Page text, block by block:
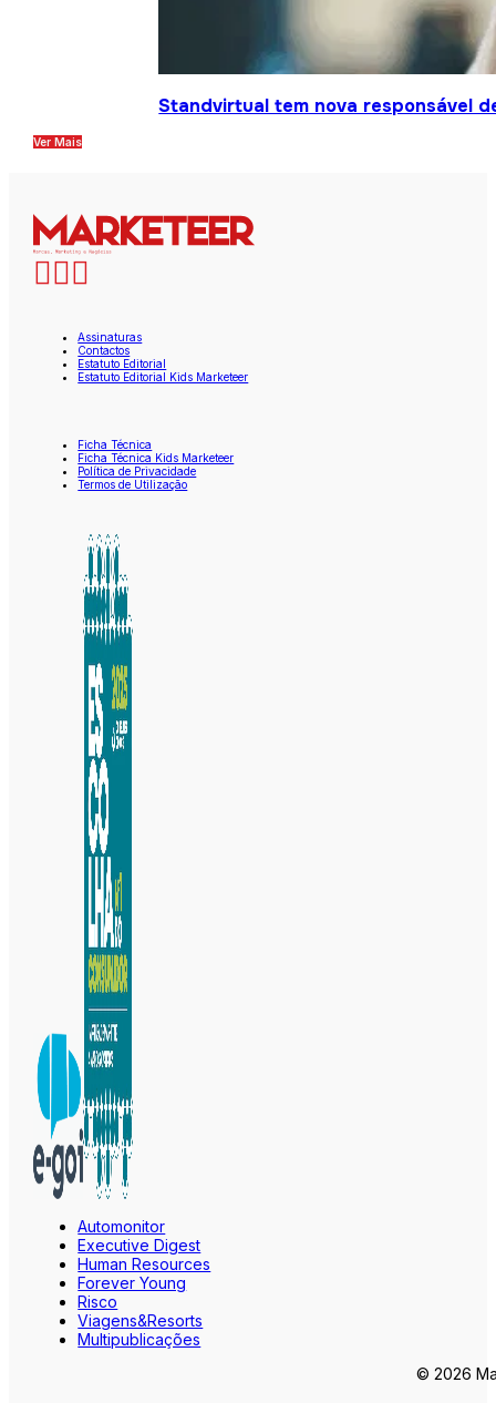
Standvirtual tem nova responsável
Ver Mais
Assinaturas
Contactos
Estatuto Editorial
Estatuto Editorial Kids Marketeer
Ficha Técnica
Ficha Técnica Kids Marketeer
Política de Privacidade
Termos de Utilização
Automonitor
Executive Digest
Human Resources
Forever Young
Risco
Viagens&Resorts
Multipublicações
© 2026